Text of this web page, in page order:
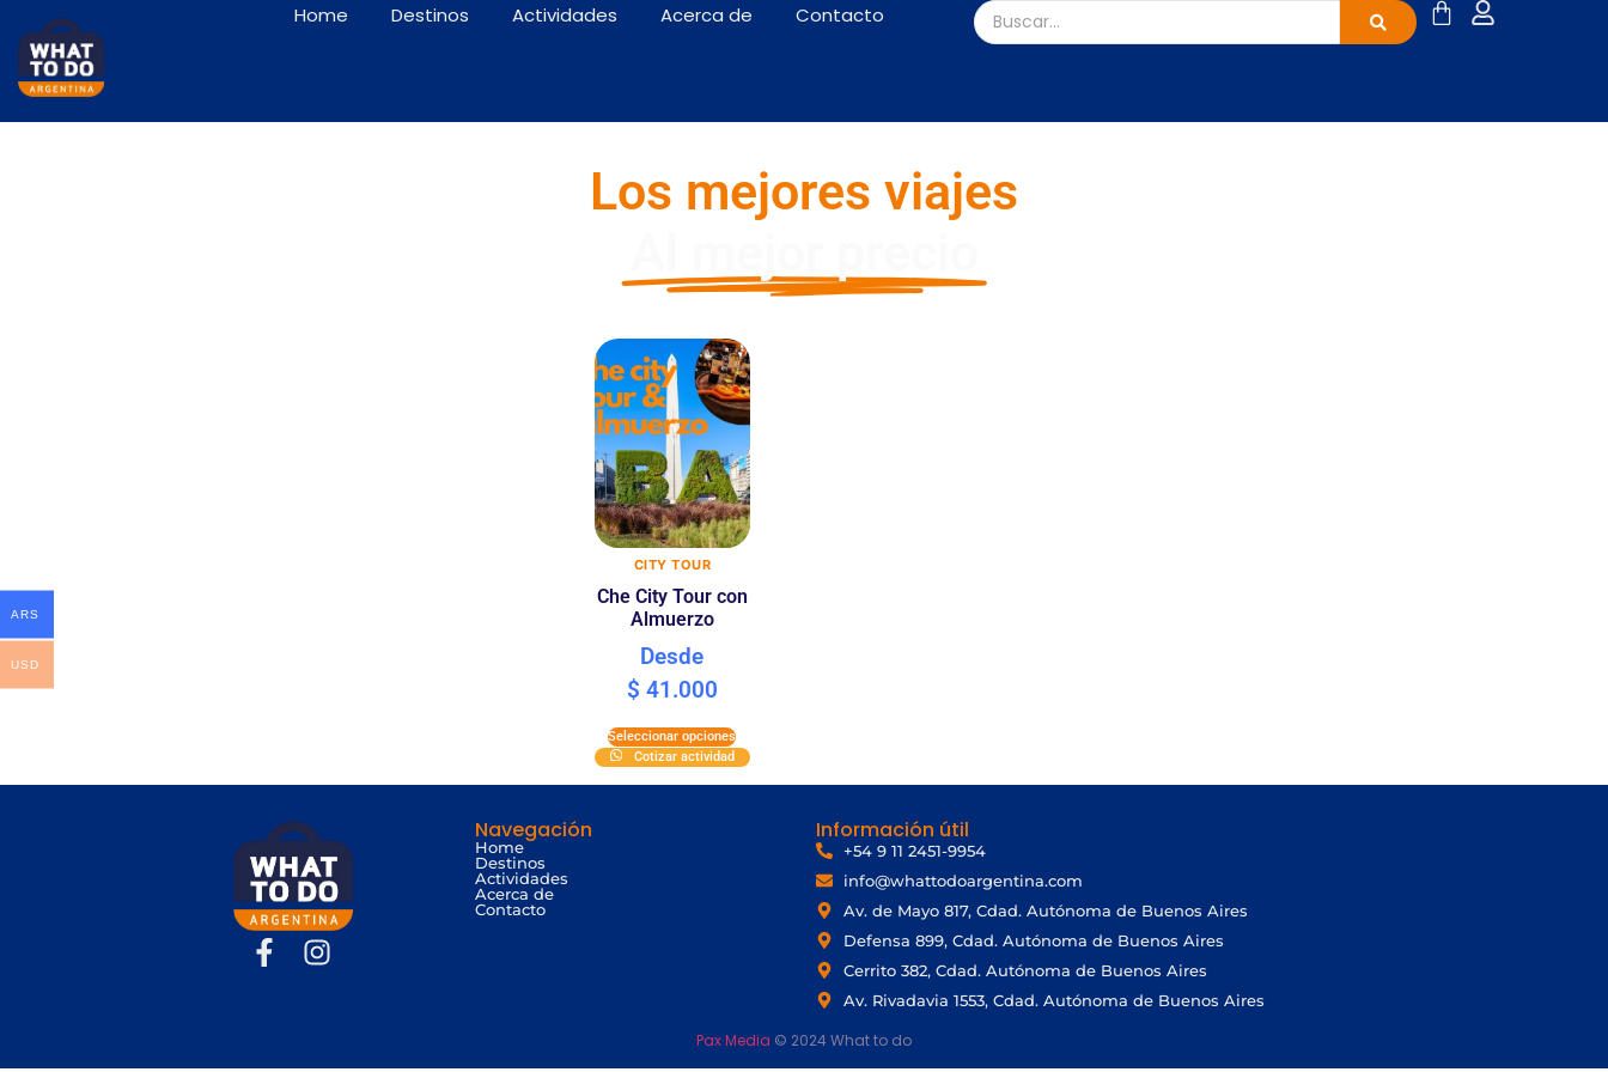
Home Destinos Actividades Acerca de Contacto
Los mejores viajes
CITY TOUR
Che City Tour con
Almuerzo
Desde
$ 41.000
Seleccionar opciones
Cotizar actividad
Navegación
Home
Destinos
Actividades
Acerca de
Contacto
Información útil
+54 9 11 2451-9954
info@whattodoargentina.com
Av. de Mayo 817, Cdad. Autónoma de Buenos Aires
Defensa 899, Cdad. Autónoma de Buenos Aires
Cerrito 382, Cdad. Autónoma de Buenos Aires
Av. Rivadavia 1553, Cdad. Autónoma de Buenos Aires
Pax Media © 2024 What to do
ARS
USD